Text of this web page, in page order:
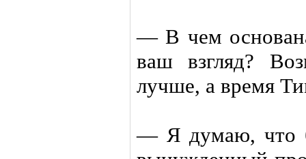
— В чем
ваш взгляд?
лучше, а время
— Я думаю, что